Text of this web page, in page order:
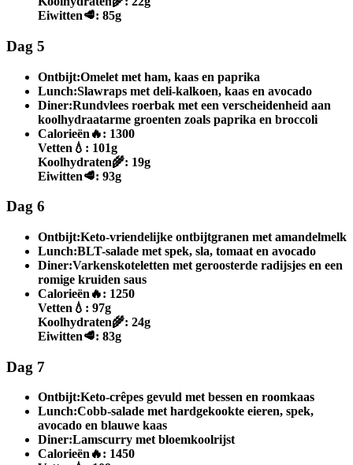
Eiwitten🥩: 85g
Dag 5
Ontbijt:Omelet met ham, kaas en paprika
Lunch:Slawraps met deli-kalkoen, kaas en avocado
Diner:Rundvlees roerbak met een verscheidenheid aan
koolhydraatarme groenten zoals paprika en broccoli
Calorieën 🔥: 1300
Vetten 💧: 101g
Koolhydraten🌾: 19g
Eiwitten🥩: 93g
Dag 6
Ontbijt:Keto-vriendelijke ontbijtgranen met amandelmelk
Lunch:BLT-salade met spek, sla, tomaat en avocado
Diner:Varkenskoteletten met geroosterde radijsjes en een
romige kruiden saus
Calorieën 🔥: 1250
Vetten 💧: 97g
Koolhydraten🌾: 24g
Eiwitten🥩: 83g
Dag 7
Ontbijt:Keto-crêpes gevuld met bessen en roomkaas
Lunch:Cobb-salade met hardgekookte eieren, spek,
avocado en blauwe kaas
Diner:Lamscurry met bloemkoolrijst
Calorieën 🔥: 1450